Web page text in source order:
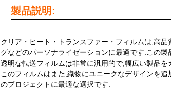
製品説明:
クリア・ヒート・トランスファー・フィルムは,高
グなどのパーソナライゼーションに最適です.この
透明な転送フィルムは非常に汎用的で,幅広い製品
このフィルムはまた,織物にユニークなデザインを
のプロジェクトに最適な選択です.